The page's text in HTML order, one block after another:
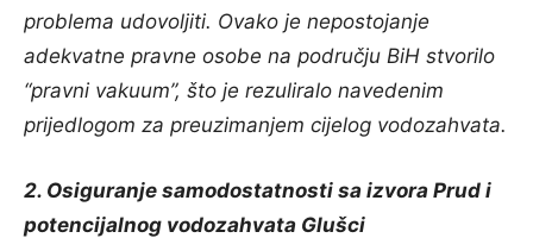
problema udovoljiti. Ovako je nepostojanje
adekvatne pravne osobe na području BiH stvorilo
“pravni vakuum”, što je rezuliralo navedenim
prijedlogom za preuzimanjem cijelog vodozahvata.
2. Osiguranje samodostatnosti sa izvora Prud i
potencijalnog vodozahvata Glušci